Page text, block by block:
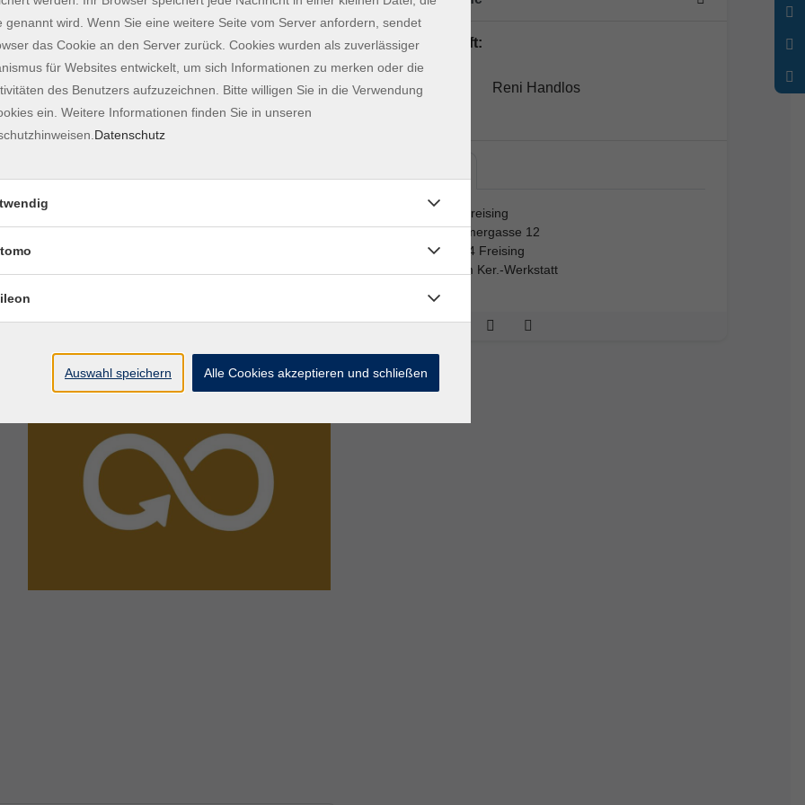
werden nach Verbrauch mit 32 EUR pro
Lehrkraft zu zahlen. Die Abrechnung erfolgt in 1/4
Verbraucht und gebrannt wird nur
Lehrkraft:
Reni Handlos
vhs Freising
Kammergasse 12
85354 Freising
Raum Ker.-Werkstatt
genannt wird. Wenn Sie eine weitere Seite vom Server anfordern, sendet
das Cookie an den Server zurück. Cookies wurden als zuverlässiger
für Websites entwickelt, um sich Informationen zu merken oder die
des Benutzers aufzuzeichnen. Bitte willigen Sie in die Verwendung
ein. Weitere Informationen finden Sie in unseren
Datenschutz
Auswahl speichern Alle Cookies akzeptieren und schließen